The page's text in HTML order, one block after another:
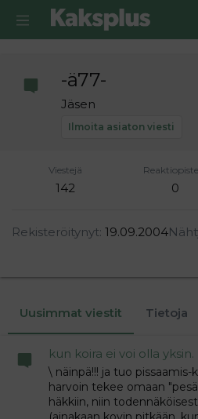
Ilmoita asiaton viesti
-ä77-
Jäsen
Viestejä
142 0
Rekisteröitynyt 19.09.2004
Uusimmat viestit Tietoja
kun koira ei voi olla yksin.
\ näinpä!!! ja tuo
harvoin tekee omaan
häkkiin, niin